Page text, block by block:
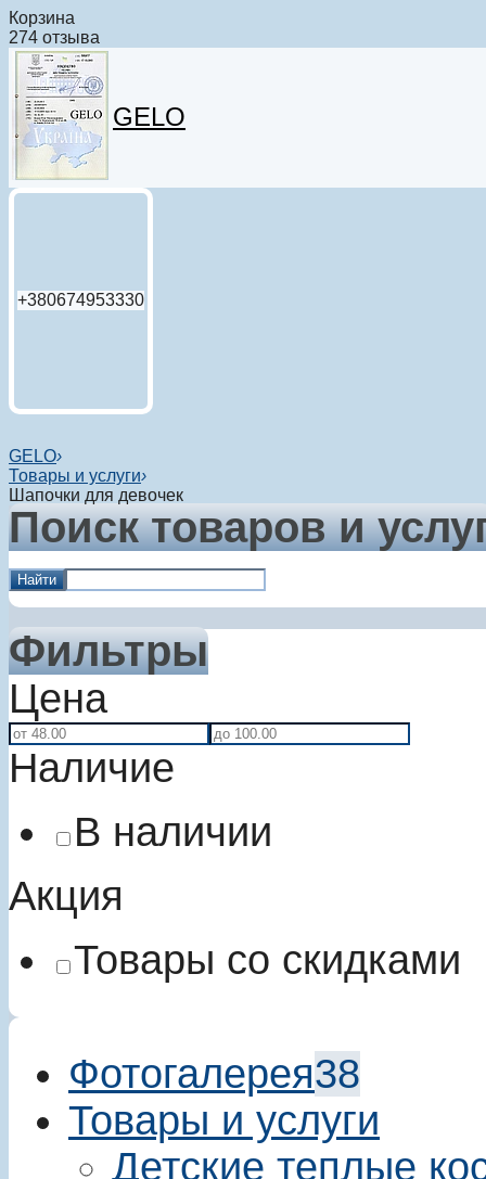
Корзина
274 отзыва
GELO
+380674953330
GELO›
Товары и услуги›
Шапочки для девочек
Поиск товаров и
Найти
Фильтры
Цена
Наличие
В наличии
Акция
Товары со скидками
Фотогалерея38
Товары и услуги
Детские теплые